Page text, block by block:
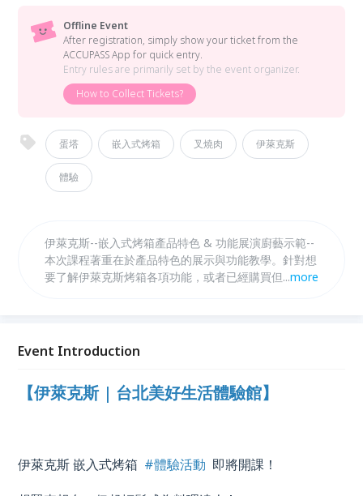
Offline Event
After registration, simply show your ticket from the
ACCUPASS App for quick entry.
Entry rules are primarily set by the event organizer.
How to Collect Tickets?
蛋塔 嵌入式烤箱 叉燒肉 伊萊克斯
體驗
伊萊克斯--嵌入式烤箱產品特色 & 功能展演廚藝示範--
本次課程著重在於產品特色的展示與功能教學。針對想
要了解伊萊克斯烤箱各項功能，或者已經購買但不太會
...more
Event Introduction
【伊萊克斯 | 台北美好生活體驗館】
伊萊克斯 嵌入式烤箱 #體驗活動 即將開課！